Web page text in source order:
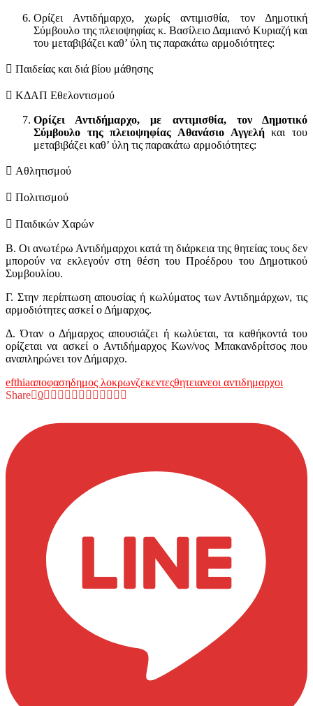
Ορίζει Αντιδήμαρχο, χωρίς αντιμισθία, τον Δημοτική
Σύμβουλο της πλειοψηφίας κ. Βασίλειο Δαμιανό Κυριαζή και
του μεταβιβάζει καθ’ ύλη τις παρακάτω αρμοδιότητες:
 Παιδείας και διά βίου μάθησης
 ΚΔΑΠ Εθελοντισμού
Ορίζει Αντιδήμαρχο, με αντιμισθία, τον Δημοτικό
Σύμβουλο της πλειοψηφίας Αθανάσιο Αγγελήκαι του
μεταβιβάζει καθ’ ύλη τις παρακάτω αρμοδιότητες:
 Αθλητισμού
 Πολιτισμού
 Παιδικών Χαρών
Β. Οι ανωτέρω Αντιδήμαρχοι κατά τη διάρκεια της θητείας τους δεν
μπορούν να εκλεγούν στη θέση του Προέδρου του Δημοτικού
Συμβουλίου.
Γ. Στην περίπτωση απουσίας ή κωλύματος των Αντιδημάρχων, τις
αρμοδιότητες ασκεί ο Δήμαρχος.
Δ. Όταν ο Δήμαρχος απουσιάζει ή κωλύεται, τα καθήκοντά του
ορίζεται να ασκεί ο Αντιδήμαρχος Κων/νος Μπακανδρίτσος που
αναπληρώνει τον Δήμαρχο.
efthiaαποφασηδημος λοκρωνζεκεντεςθητειανεοι αντιδημαρχοι
Share 0